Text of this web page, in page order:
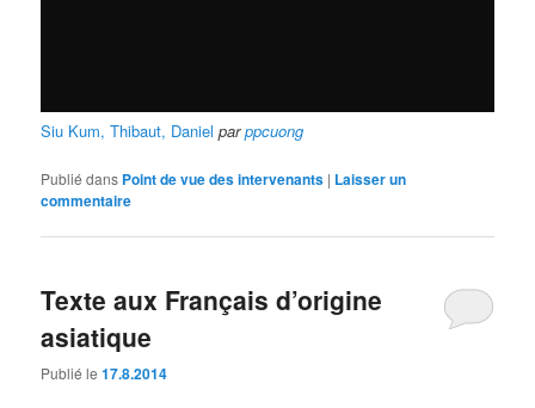
Siu Kum, Thibaut, Daniel parppcuong
Publié dans Point de vue des intervenants | Laisser un
commentaire
Texte aux Français d’origine
asiatique
Publié le17.8.2014